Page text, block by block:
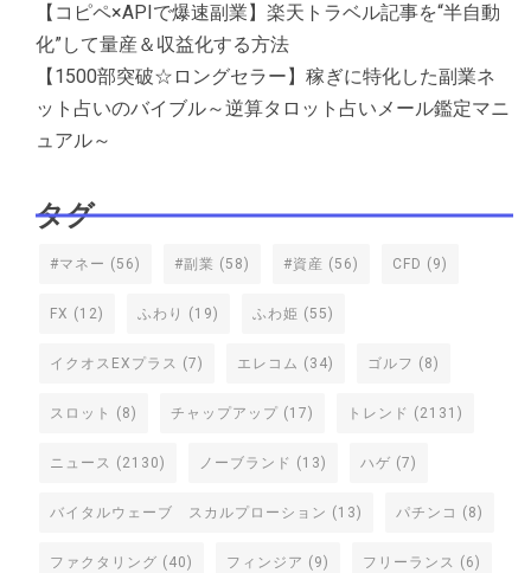
【コピペ×APIで爆速副業】楽天トラベル記事を“半自動
化”して量産＆収益化する方法
【1500部突破☆ロングセラー】稼ぎに特化した副業ネ
ット占いのバイブル～逆算タロット占いメール鑑定マニ
ュアル～
タグ
#マネー (56) #副業 (58) #資産 (56) CFD (9)
FX (12) ふわり (19) ふわ姫 (55)
イクオスEXプラス (7) エレコム (34) ゴルフ (8)
スロット (8) チャップアップ (17) トレンド (2131)
ニュース (2130) ノーブランド (13) ハゲ (7)
バイタルウェーブ スカルプローション (13) パチンコ (8)
ファクタリング (40) フィンジア (9) フリーランス (6)